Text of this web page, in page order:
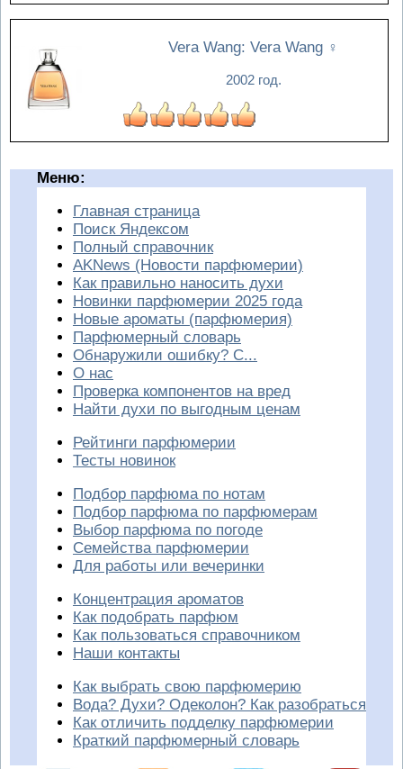
Vera Wang: Vera Wang ♀
2002 год.
Меню:
Главная страница
Поиск Яндексом
Полный справочник
AKNews (Новости парфюмерии)
Как правильно наносить духи
Новинки парфюмерии 2025 года
Новые ароматы (парфюмерия)
Парфюмерный словарь
Обнаружили ошибку? С...
О нас
Проверка компонентов на вред
Найти духи по выгодным ценам
Рейтинги парфюмерии
Тесты новинок
Подбор парфюма по нотам
Подбор парфюма по парфюмерам
Выбор парфюма по погоде
Семейства парфюмерии
Для работы или вечеринки
Концентрация ароматов
Как подобрать парфюм
Как пользоваться справочником
Наши контакты
Как выбрать свою парфюмерию
Вода? Духи? Одеколон? Как разобраться
Как отличить подделку парфюмерии
Краткий парфюмерный словарь